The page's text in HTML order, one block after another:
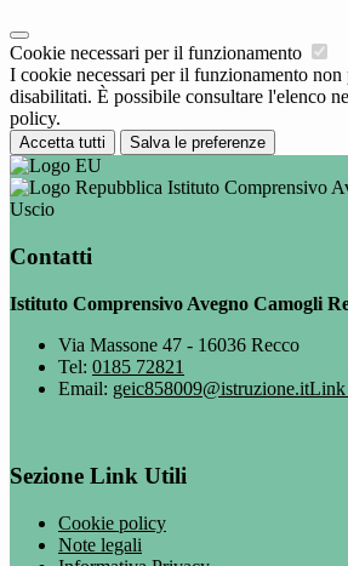
Cookie necessari per il funzionamento
I cookie necessari per il funzionamento non
disabilitati. È possibile consultare l'elenco
policy.
Accetta tutti Salva le preferenze
Istituto Comprensivo
Uscio
Contatti
Istituto Comprensivo Avegno Camogli
Via Massone 47 - 16036 Recco
Tel: 0185 72821
Email: geic858009@istruzione.itLink
Sezione Link Utili
Cookie policy
Note legali